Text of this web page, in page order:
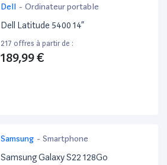
Dell - Ordinateur portable
Dell Latitude 5400 14”
217 offres à partir de :
189,99 €
Samsung - Smartphone
Samsung Galaxy S22 128Go